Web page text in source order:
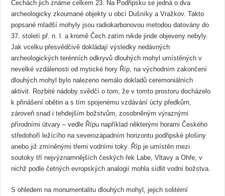
Čechách jich známe celkem 23. Na Podřipsku se jedná o dva
archeologicky zkoumané objekty u obcí Dušníky a Vražkov. Takto
popsané mladší mohyly jsou radiokarbonovou metodou datovány do
37. století př. n. l. a kromě Čech zatím nikde jinde objeveny nebyly.
Jak vcelku přesvědčivě dokládají výsledky nedávných
archeologických terénních odkryvů dlouhých mohyl umístěných v
nevelké vzdálenosti od mytické hory Říp, na východním zakončení
dlouhých mohyl bylo nalezeno nemálo dokladů ceremoniálních
aktivit. Rozbité nádoby svědčí o tom, že v tomto prostoru docházelo
k přinášení obětin a s tím spojenému vzdávání úcty předkům,
zároveň snad i tehdejším božstvům, zosobněným výraznými
přírodními útvary – vedle Řípu například některými horami Českého
středohoří ležícího na severozápadním horizontu podřipské plošiny
anebo již zmíněnými třemi vodními toky. Říp je umístěn mezi
soutoky tří nejvýznamnějších českých řek Labe, Vltavy a Ohře, v
nichž podle četných evropských analogií mohla sídlit vodní božstva.
S ohledem na monumentalitu dlouhých mohyl, jejich solitérní